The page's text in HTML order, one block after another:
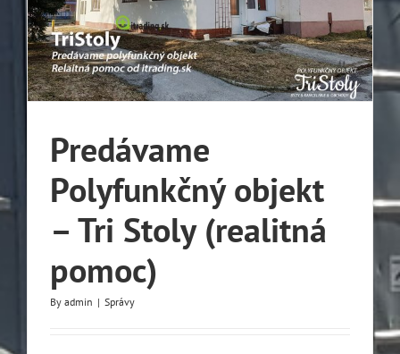
Predávame
Polyfunkčný objekt
– Tri Stoly (realitná
pomoc)
By admin | Správy